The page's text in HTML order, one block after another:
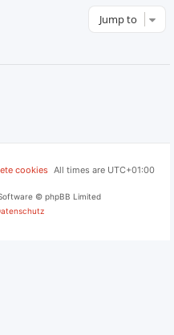
Jump to
All times are UTC+01:00
cookies
© phpBB Limited